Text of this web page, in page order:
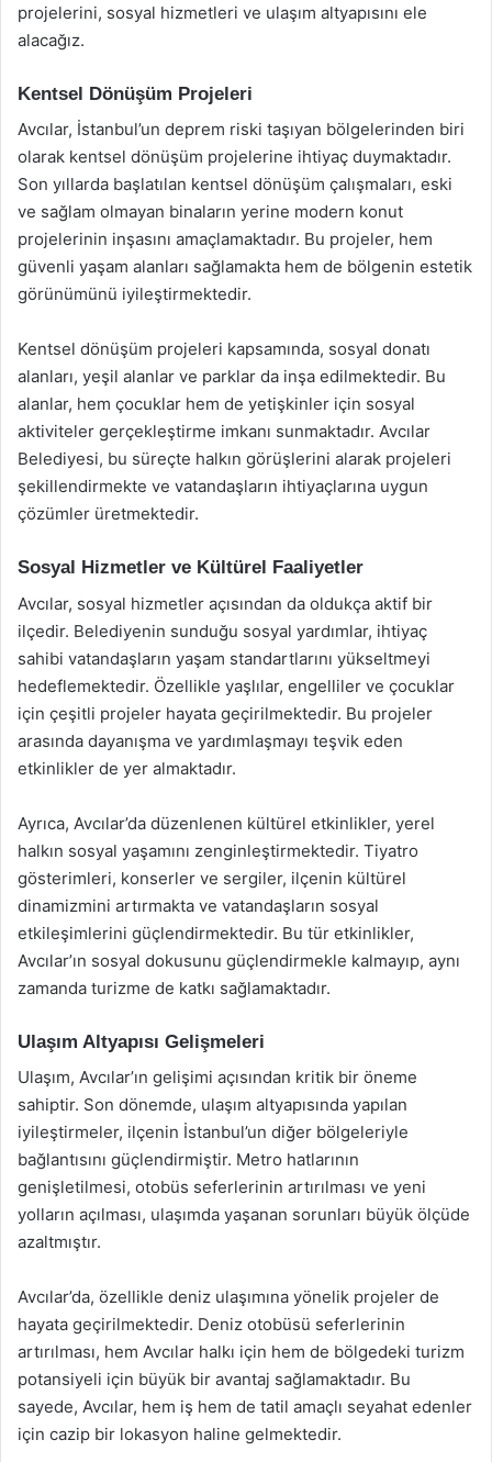
projelerini, sosyal hizmetleri ve ulaşım altyapısını ele
alacağız.
Kentsel Dönüşüm Projeleri
Avcılar, İstanbul’un deprem riski taşıyan bölgelerinden biri
olarak kentsel dönüşüm projelerine ihtiyaç duymaktadır.
Son yıllarda başlatılan kentsel dönüşüm çalışmaları, eski
ve sağlam olmayan binaların yerine modern konut
projelerinin inşasını amaçlamaktadır. Bu projeler, hem
güvenli yaşam alanları sağlamakta hem de bölgenin estetik
görünümünü iyileştirmektedir.
Kentsel dönüşüm projeleri kapsamında, sosyal donatı
alanları, yeşil alanlar ve parklar da inşa edilmektedir. Bu
alanlar, hem çocuklar hem de yetişkinler için sosyal
aktiviteler gerçekleştirme imkanı sunmaktadır. Avcılar
Belediyesi, bu süreçte halkın görüşlerini alarak projeleri
şekillendirmekte ve vatandaşların ihtiyaçlarına uygun
çözümler üretmektedir.
Sosyal Hizmetler ve Kültürel Faaliyetler
Avcılar, sosyal hizmetler açısından da oldukça aktif bir
ilçedir. Belediyenin sunduğu sosyal yardımlar, ihtiyaç
sahibi vatandaşların yaşam standartlarını yükseltmeyi
hedeflemektedir. Özellikle yaşlılar, engelliler ve çocuklar
için çeşitli projeler hayata geçirilmektedir. Bu projeler
arasında dayanışma ve yardımlaşmayı teşvik eden
etkinlikler de yer almaktadır.
Ayrıca, Avcılar’da düzenlenen kültürel etkinlikler, yerel
halkın sosyal yaşamını zenginleştirmektedir. Tiyatro
gösterimleri, konserler ve sergiler, ilçenin kültürel
dinamizmini artırmakta ve vatandaşların sosyal
etkileşimlerini güçlendirmektedir. Bu tür etkinlikler,
Avcılar’ın sosyal dokusunu güçlendirmekle kalmayıp, aynı
zamanda turizme de katkı sağlamaktadır.
Ulaşım Altyapısı Gelişmeleri
Ulaşım, Avcılar’ın gelişimi açısından kritik bir öneme
sahiptir. Son dönemde, ulaşım altyapısında yapılan
iyileştirmeler, ilçenin İstanbul’un diğer bölgeleriyle
bağlantısını güçlendirmiştir. Metro hatlarının
genişletilmesi, otobüs seferlerinin artırılması ve yeni
yolların açılması, ulaşımda yaşanan sorunları büyük ölçüde
azaltmıştır.
Avcılar’da, özellikle deniz ulaşımına yönelik projeler de
hayata geçirilmektedir. Deniz otobüsü seferlerinin
artırılması, hem Avcılar halkı için hem de bölgedeki turizm
potansiyeli için büyük bir avantaj sağlamaktadır. Bu
sayede, Avcılar, hem iş hem de tatil amaçlı seyahat edenler
için cazip bir lokasyon haline gelmektedir.